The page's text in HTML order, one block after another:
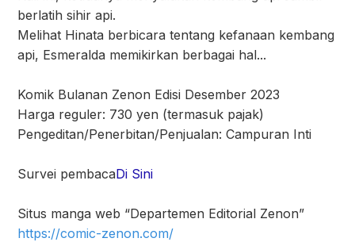
berlatih sihir api.
Melihat Hinata berbicara tentang kefanaan kembang
api, Esmeralda memikirkan berbagai hal...
Komik Bulanan Zenon Edisi Desember 2023
Harga reguler: 730 yen (termasuk pajak)
Pengeditan/Penerbitan/Penjualan: Campuran Inti
Survei pembacaDi Sini
Situs manga web “Departemen Editorial Zenon”
https://comic-zenon.com/